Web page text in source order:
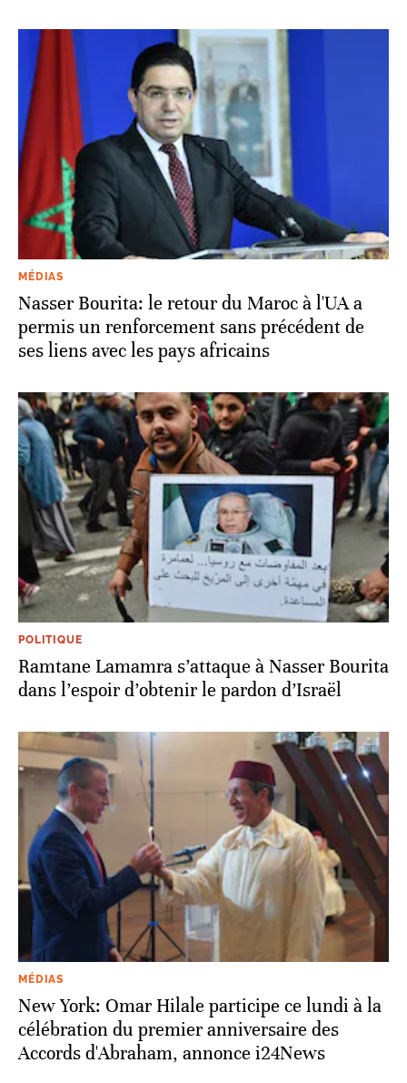
MÉDIAS
Nasser Bourita: le retour du Maroc à l'UA a
permis un renforcement sans précédent de
ses liens avec les pays africains
POLITIQUE
Ramtane Lamamra s’attaque à Nasser Bourita
dans l’espoir d’obtenir le pardon d’Israël
MÉDIAS
New York: Omar Hilale participe ce lundi à la
célébration du premier anniversaire des
Accords d'Abraham, annonce i24News